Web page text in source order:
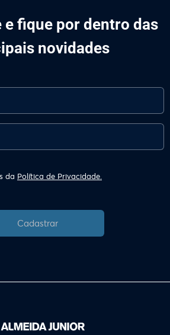
e fique por dentro das
novidades
da Política de Privacidade.
Cadastrar